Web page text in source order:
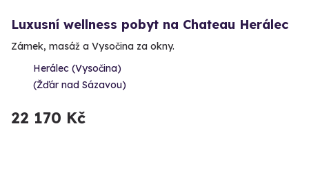
Luxusní wellness pobyt na Chateau Herálec
Zámek, masáž a Vysočina za okny.
Herálec (Vysočina)
(Žďár nad Sázavou)
22 170 Kč